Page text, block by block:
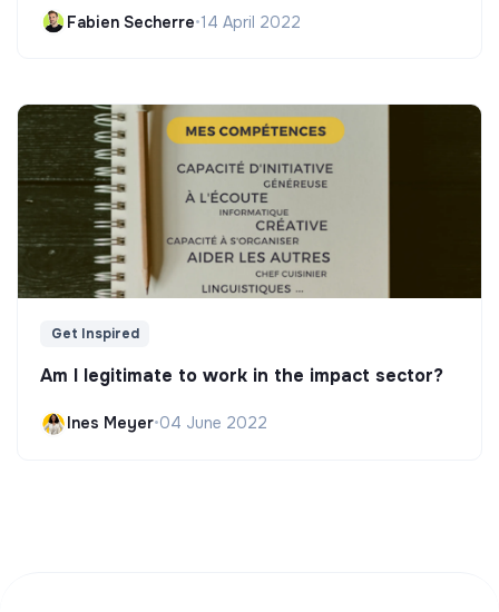
Fabien Secherre•14 April 2022
Get Inspired
Am I legitimate to work in the impact sector?
Ines Meyer•04 June 2022